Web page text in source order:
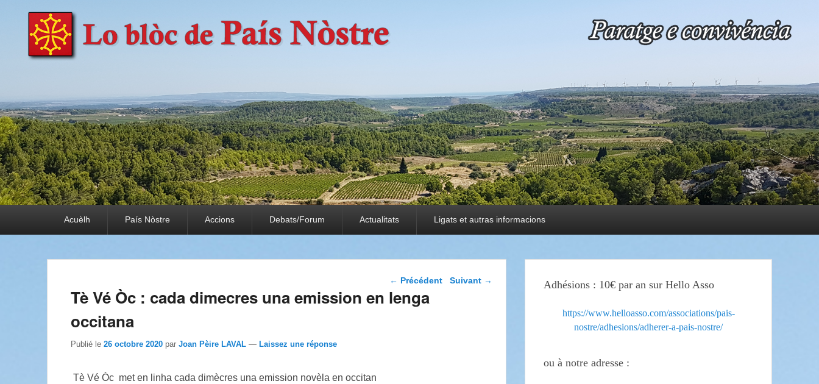
País Nòstre
Paratge e Convivència
Acuèlh País Nòstre Accions Debats/Forum Actualitats Ligats et autras informacions
Navigation dans les
← Précédent Suivant →
Tè Vé Òc : cada dimecres una emission en lenga
occitana
Publié le 26 octobre 2020 par Joan Pèire LAVAL — Laissez une réponse
Tè Vé Òc met en linha cada dimècres una emission novèla en occitan
Adhésions : 10€ par an sur Hello Asso
https://www.helloasso.com/associations/pais-
nostre/adhesions/adherer-a-pais-nostre/
ou à notre adresse :